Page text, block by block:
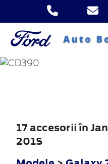
GALAXY
17 accesorii în
2015